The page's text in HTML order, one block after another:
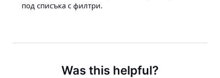
под списъка с филтри.
Was this helpful?